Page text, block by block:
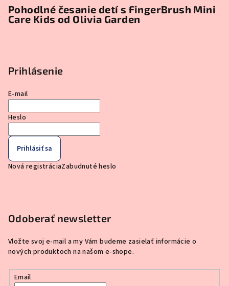
Pohodlné česanie detí s FingerBrush Mini
Care Kids od Olivia Garden
Prihlásenie
E-mail
Heslo
Prihlásiť sa
Nová registráciaZabudnuté heslo
Odoberať newsletter
Vložte svoj e-mail a my Vám budeme zasielať informácie o
nových produktoch na našom e-shope.
Email